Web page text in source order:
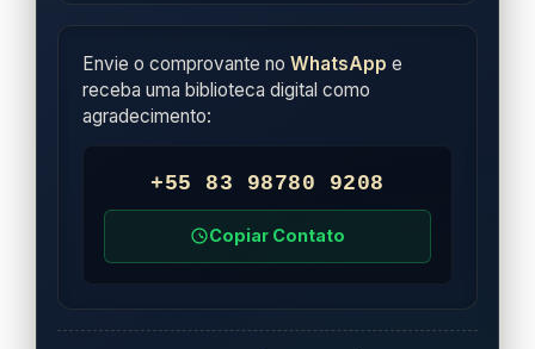
Envie o comprovante noWhatsApp e
receba uma biblioteca digital como
agradecimento:
+55 83 98780 9208
Copiar Contato